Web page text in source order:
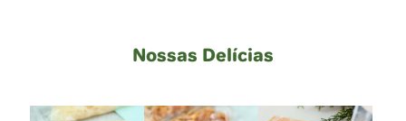
Nossas Delícias